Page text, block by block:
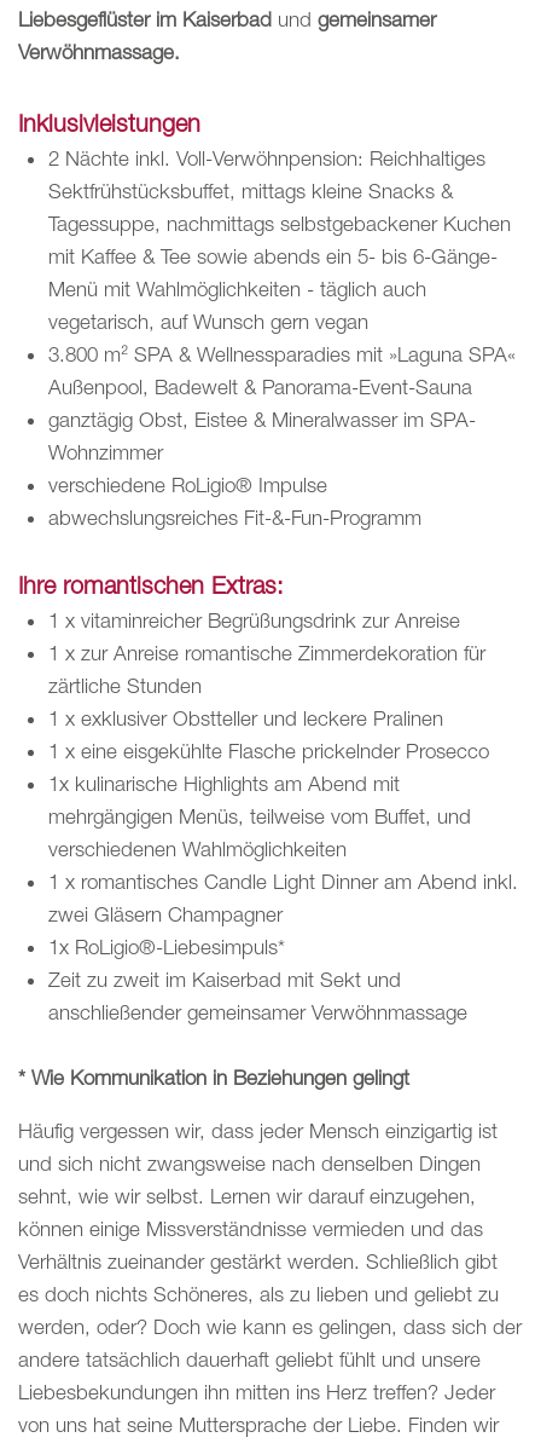
Liebesgeflüster im Kaiserbad und gemeinsamer
Verwöhnmassage.
Inklusivleistungen
2 Nächte inkl. Voll-Verwöhnpension: Reichhaltiges
Sektfrühstücksbuffet, mittags kleine Snacks &
Tagessuppe, nachmittags selbstgebackener Kuchen
mit Kaffee & Tee sowie abends ein 5- bis 6-Gänge-
Menü mit Wahlmöglichkeiten - täglich auch
vegetarisch, auf Wunsch gern vegan
3.800 m² SPA & Wellnessparadies mit »Laguna SPA«
Außenpool, Badewelt & Panorama-Event-Sauna
ganztägig Obst, Eistee & Mineralwasser im SPA-
Wohnzimmer
verschiedene RoLigio® Impulse
abwechslungsreiches Fit-&-Fun-Programm
Ihre romantischen Extras:
1 x vitaminreicher Begrüßungsdrink zur Anreise
1 x zur Anreise romantische Zimmerdekoration für
zärtliche Stunden
1 x exklusiver Obstteller und leckere Pralinen
1 x eine eisgekühlte Flasche prickelnder Prosecco
1x kulinarische Highlights am Abend mit
mehrgängigen Menüs, teilweise vom Buffet, und
verschiedenen Wahlmöglichkeiten
1 x romantisches Candle Light Dinner am Abend inkl.
zwei Gläsern Champagner
1x RoLigio®-Liebesimpuls*
Zeit zu zweit im Kaiserbad mit Sekt und
anschließender gemeinsamer Verwöhnmassage
* Wie Kommunikation in Beziehungen gelingt
Häufig vergessen wir, dass jeder Mensch einzigartig ist
und sich nicht zwangsweise nach denselben Dingen
sehnt, wie wir selbst. Lernen wir darauf einzugehen,
können einige Missverständnisse vermieden und das
Verhältnis zueinander gestärkt werden. Schließlich gibt
es doch nichts Schöneres, als zu lieben und geliebt zu
werden, oder? Doch wie kann es gelingen, dass sich der
andere tatsächlich dauerhaft geliebt fühlt und unsere
Liebesbekundungen ihn mitten ins Herz treffen? Jeder
von uns hat seine Muttersprache der Liebe. Finden wir